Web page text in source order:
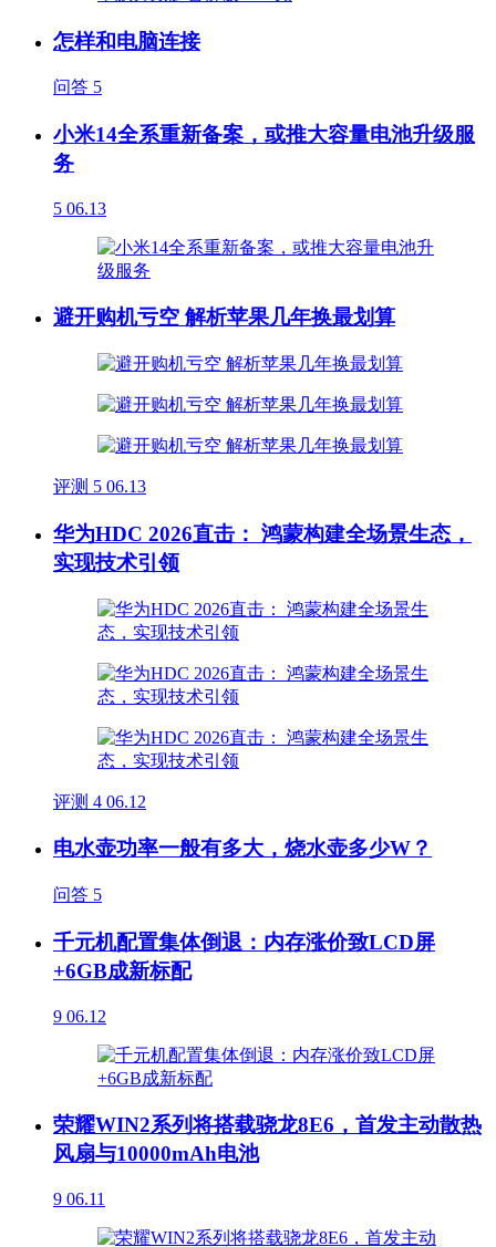
怎样和电脑连接
问答 5
小米14全系重新备案，或推大容量电池升级服
务
5 06.13
避开购机亏空 解析苹果几年换最划算
评测 5 06.13
华为HDC 2026直击： 鸿蒙构建全场景生态，
实现技术引领
评测 4 06.12
电水壶功率一般有多大，烧水壶多少W？
问答 5
千元机配置集体倒退：内存涨价致LCD屏
+6GB成新标配
9 06.12
荣耀WIN2系列将搭载骁龙8E6，首发主动散热
风扇与10000mAh电池
9 06.11